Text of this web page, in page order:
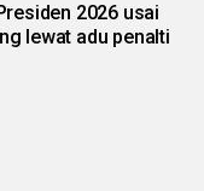
2026 usai
lewat adu penalti